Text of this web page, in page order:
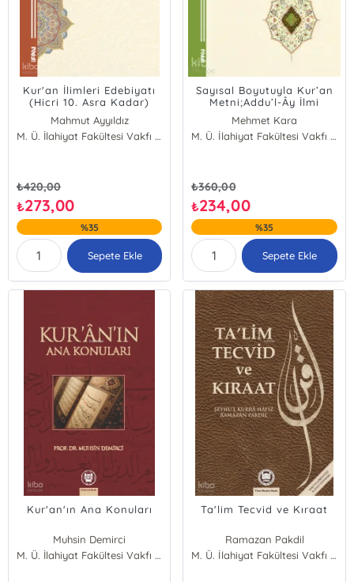
Kur'an İlimleri Edebiyatı
(Hicri 10. Asra Kadar)
Mahmut Ayyıldız
M. Ü. İlahiyat Fakültesi Vakfı Yayınları
₺420,00
₺273,00
%35
Sepete Ekle
Sayısal Boyutuyla Kur’an
Metni;Addu’l-Ây İlmi
Mehmet Kara
M. Ü. İlahiyat Fakültesi Vakfı Yayınları
₺360,00
₺234,00
%35
Sepete Ekle
Kur'an'ın Ana Konuları
Muhsin Demirci
M. Ü. İlahiyat Fakültesi Vakfı Yayınları
Ta'lim Tecvid ve Kıraat
Ramazan Pakdil
M. Ü. İlahiyat Fakültesi Vakfı Yayınları